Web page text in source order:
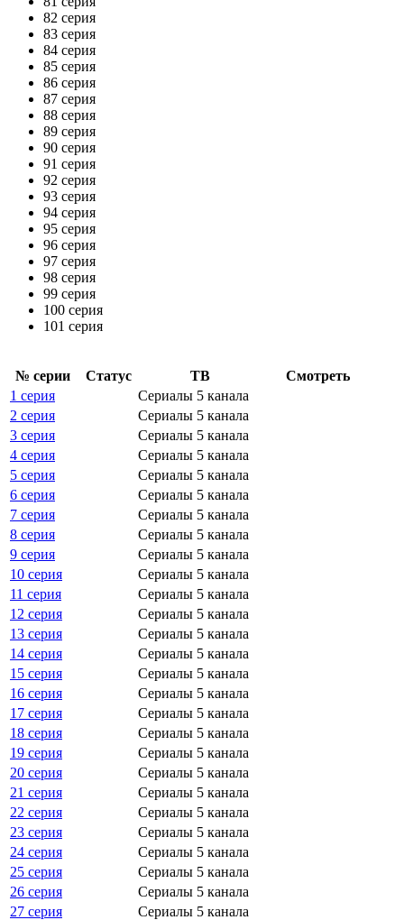
82 серия
83 серия
84 серия
85 серия
86 серия
87 серия
88 серия
89 серия
90 серия
91 серия
92 серия
93 серия
94 серия
95 серия
96 серия
97 серия
98 серия
99 серия
100 серия
101 серия
№ се­рии Ста­тус ТВ
Смот­реть
1 серия
Сериалы 5 канала
2 серия
Сериалы 5 канала
3 серия
Сериалы 5 канала
4 серия
Сериалы 5 канала
5 серия
Сериалы 5 канала
6 серия
Сериалы 5 канала
7 серия
Сериалы 5 канала
8 серия
Сериалы 5 канала
9 серия
Сериалы 5 канала
10 серия
Сериалы 5 канала
11 серия
Сериалы 5 канала
12 серия
Сериалы 5 канала
13 серия
Сериалы 5 канала
14 серия
Сериалы 5 канала
15 серия
Сериалы 5 канала
16 серия
Сериалы 5 канала
17 серия
Сериалы 5 канала
18 серия
Сериалы 5 канала
19 серия
Сериалы 5 канала
20 серия
Сериалы 5 канала
21 серия
Сериалы 5 канала
22 серия
Сериалы 5 канала
23 серия
Сериалы 5 канала
24 серия
Сериалы 5 канала
25 серия
Сериалы 5 канала
26 серия
Сериалы 5 канала
27 серия
Сериалы 5 канала